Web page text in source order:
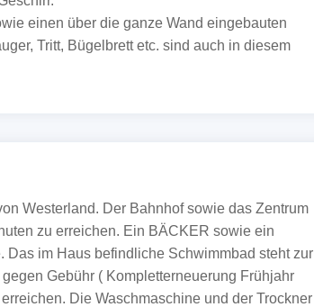
einen über die ganze Wand eingebauten
Tritt, Bügelbrett etc. sind auch in diesem
Westerland. Der Bahnhof sowie das Zentrum
zu erreichen. Ein BÄCKER sowie ein
im Haus befindliche Schwimmbad steht zur
Gebühr ( Kompletterneuerung Frühjahr
Die Waschmaschine und der Trockner